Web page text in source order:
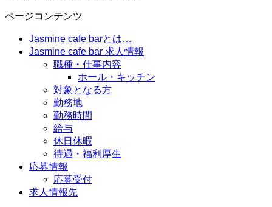
ページコンテンツ
Jasmine cafe barとは…
Jasmine cafe bar 求人情報
職種・仕事内容
ホール・キッチン
対象となる方
勤務地
勤務時間
給与
休日休暇
待遇・福利厚生
応募情報
応募受付
求人情報先